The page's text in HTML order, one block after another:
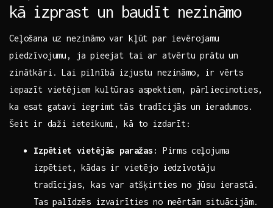
kā‍ izprast un baudīt nezināmo
Ceļošana uz nezināmo⁢ var​ kļūt par‍ ievērojamu
piedzīvojumu, ja⁣ pieejat tai ar atvērtu‌ prātu un
zinātkāri. Lai ​pilnībā izjustu nezināmo, ir vērts
iepazīt vietējiem kultūras aspektiem, pārliecinoties,
ka esat ‍gatavi iegrimt ​tās tradīcijās un ieradumos.
Šeit⁣ ir​ daži ieteikumi, kā to izdarīt:
Izpētiet vietējās paražas:
Pirms‌ ceļojuma
izpētiet, kādas ir​ vietējo iedzīvotāju
tradīcijas, kas var‍ atšķirties​ no jūsu ierastā.
Tas palīdzēs izvairīties no neērtām situācijām.